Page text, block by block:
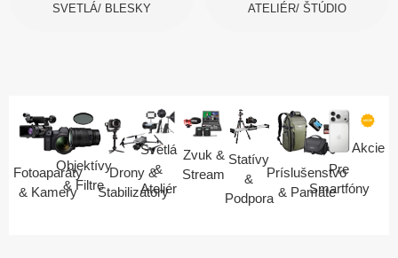
SVETLÁ/ BLESKY ATELIÉR/ ŠTÚDIO
Fotoaparáty
& Kamery
Objektívy
& Filtre
Drony &
Stabilizátory
Svetlá
&
Ateliér
Zvuk &
Stream
Statívy
&
Podpora
Príslušenstvo
& Pamäte
Pre
Smartfóny
Akcie